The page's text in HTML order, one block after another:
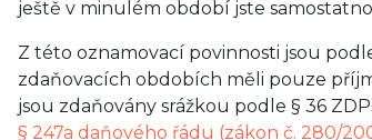
ještě v minulém období jste
Z této oznamovací povinnosti jsou
zdaňovacích obdobích měli pouze
jsou zdaňovány srážkou podle § 36
§ 247a daňového řádu (zákon č. 280/